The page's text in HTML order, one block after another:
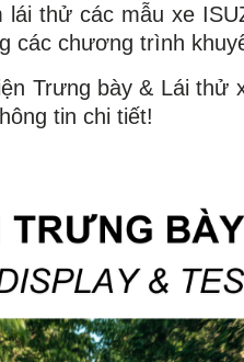
lái thử các mẫu xe
các chương trình
Trưng bày & Lái thử
tin chi tiết!